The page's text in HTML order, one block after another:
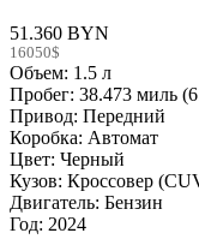
51.360 BYN
16050$
Объем: 1.5 л
Пробег: 38.473 миль
Привод: Передний
Коробка: Автомат
Цвет: Черный
Кузов: Кроссовер
Двигатель: Бензин
Год: 2024